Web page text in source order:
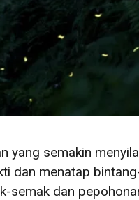
yang semakin
dan menatap
semak dan